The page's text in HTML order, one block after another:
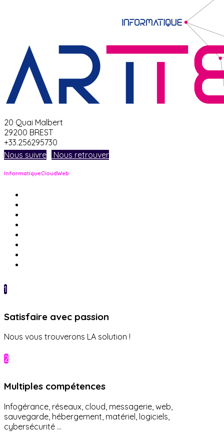
20 Quai Malbert
29200 BREST
+33.256295730
Nous suivre
Nous retrouver
InformatiqueCloudWeb
1
Satisfaire avec passion
Nous vous trouverons LA solution !
2
Multiples compétences
Infogérance, réseaux, cloud, messagerie, web,
sauvegarde, hébergement, matériel, logiciels,
cybersécurité ...